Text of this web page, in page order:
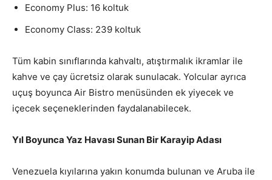
Economy Plus: 16 koltuk
Economy Class: 239 koltuk
Tüm kabin sınıflarında kahvaltı, atıştırmalık ikramlar ile
kahve ve çay ücretsiz olarak sunulacak. Yolcular ayrıca
uçuş boyunca Air Bistro menüsünden ek yiyecek ve
içecek seçeneklerinden faydalanabilecek.
Yıl Boyunca Yaz Havası Sunan Bir Karayip Adası
Venezuela kıyılarına yakın konumda bulunan ve Aruba ile